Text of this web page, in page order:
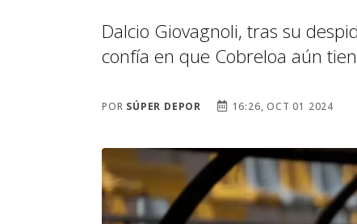
Dalcio Giovagnoli, tras su
confía en que Cobreloa aún
POR SÚPER DEPOR 16:26, OCT 01 2024